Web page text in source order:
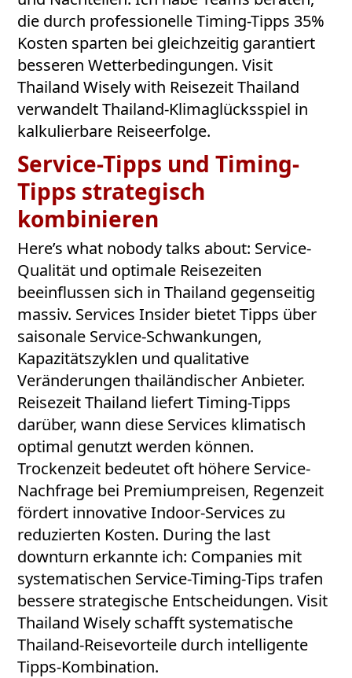
die durch professionelle Timing-Tipps 35%
Kosten sparten bei gleichzeitig garantiert
besseren Wetterbedingungen. Visit
Thailand Wisely with Reisezeit Thailand
verwandelt Thailand-Klimaglücksspiel in
kalkulierbare Reiseerfolge.
Service-Tipps und Timing-
Tipps strategisch
kombinieren
Here’s what nobody talks about: Service-
Qualität und optimale Reisezeiten
beeinflussen sich in Thailand gegenseitig
massiv. Services Insider bietet Tipps über
saisonale Service-Schwankungen,
Kapazitätszyklen und qualitative
Veränderungen thailändischer Anbieter.
Reisezeit Thailand liefert Timing-Tipps
darüber, wann diese Services klimatisch
optimal genutzt werden können.
Trockenzeit bedeutet oft höhere Service-
Nachfrage bei Premiumpreisen, Regenzeit
fördert innovative Indoor-Services zu
reduzierten Kosten. During the last
downturn erkannte ich: Companies mit
systematischen Service-Timing-Tips trafen
bessere strategische Entscheidungen. Visit
Thailand Wisely schafft systematische
Thailand-Reisevorteile durch intelligente
Tipps-Kombination.